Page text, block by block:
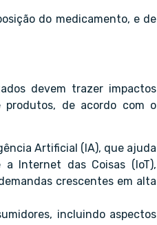
do medicamento, e de
devem trazer impactos
de acordo com o
Artificial (IA), que ajuda
Internet das Coisas (IoT),
crescentes em alta
incluindo aspectos